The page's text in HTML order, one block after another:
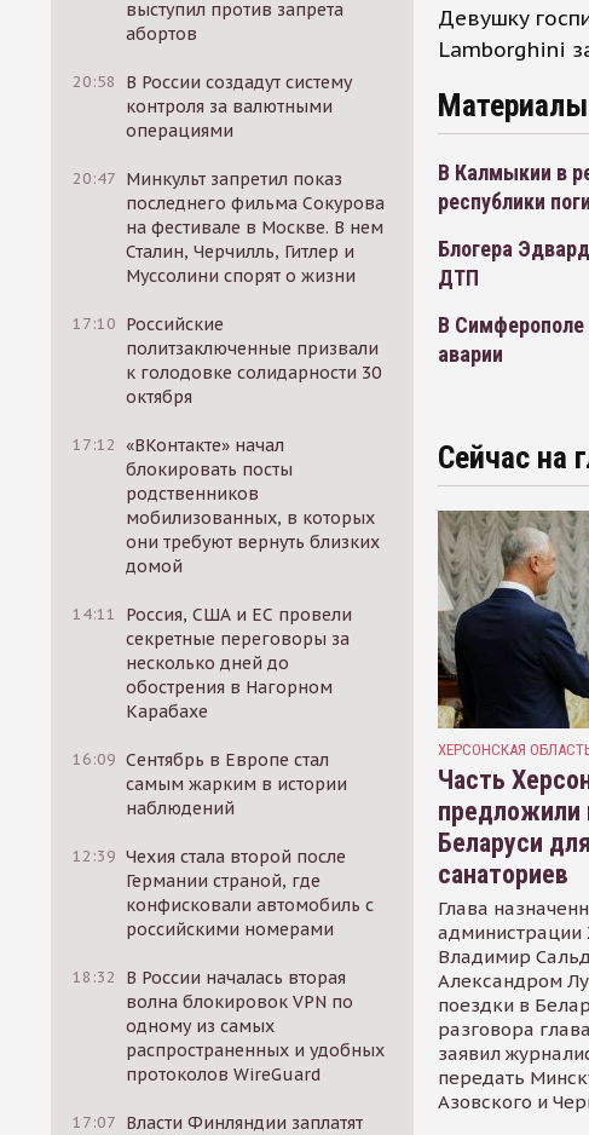
выступил против запрета
абортов
20:58
В России создадут систему
контроля за валютными
операциями
20:47 Минкульт запретил показ
последнего фильма Сокурова
на фестивале в Москве. В нем
Сталин, Черчилль, Гитлер и
Муссолини спорят о жизни
17:10 Российские
политзаключенные призвали
к голодовке солидарности 30
октября
17:12 «ВКонтакте» начал
блокировать посты
родственников
мобилизованных, в которых
они требуют вернуть близких
домой
14:11
Россия, США и ЕС провели
секретные переговоры за
несколько дней до
обострения в Нагорном
Карабахе
16:09 Сентябрь в Европе стал
самым жарким в истории
наблюдений
12:39 Чехия стала второй после
Германии страной, где
конфисковали автомобиль с
российскими номерами
18:32
В России началась вторая
волна блокировок VPN по
одному из самых
распространенных и удобных
протоколов WireGuard
17:07 Власти Финляндии заплатят
Девушку
Lamborghini
В Калмыкии в
республики
Блогера
ДТП
В Симферополе
аварии
Сейчас на
ХЕРСОНСКАЯ
Часть
предложили
Беларуси
санаториев
Глава
администрации
Владимир
Александром
поездки в
разговора
заявил
передать
Азовского и